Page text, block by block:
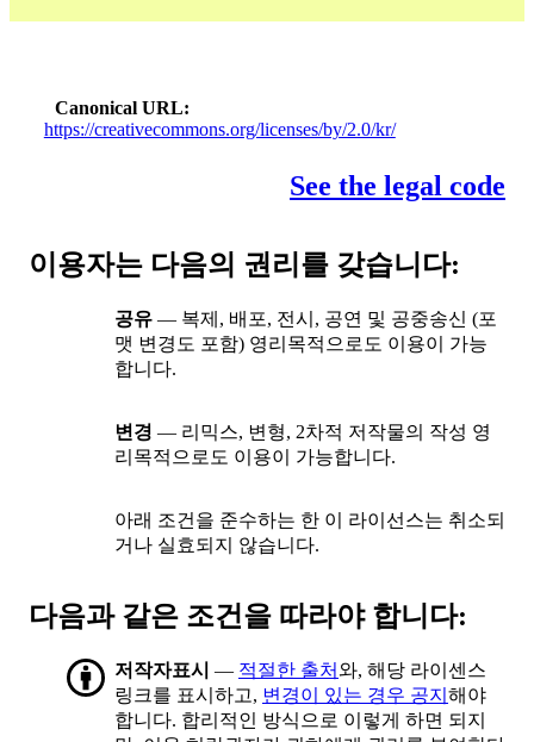
Canonical URL
https://creativecommons.org/licenses/by/2.0/kr/
See the legal code
이용자는 다음의 권리를 갖습니다:
공유 — 복제, 배포, 전시, 공연 및 공중송신 (포
맷 변경도 포함) 영리목적으로도 이용이 가능
합니다.
변경 — 리믹스, 변형, 2차적 저작물의 작성 영
리목적으로도 이용이 가능합니다.
아래 조건을 준수하는 한 이 라이선스는 취소되
거나 실효되지 않습니다.
다음과 같은 조건을 따라야 합니다:
저작자표시 — 적절한 출처와, 해당 라이센스
링크를 표시하고, 변경이 있는 경우 공지 해야
합니다. 합리적인 방식으로 이렇게 하면 되지